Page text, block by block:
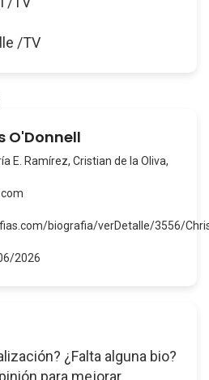
/TV
O'Donnell
E. Ramírez, Cristian de la Oliva,
biografia/verDetalle/3556/
2026
¿Falta alguna bio?
para mejorar